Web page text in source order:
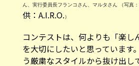
ん、実行委員長フランコさん、マルタさん （写真
供：A.I.R.O.）
コンテストは、何よりも「楽し
を大切にしたいと思っています
う厳粛なスタイルから抜け出し